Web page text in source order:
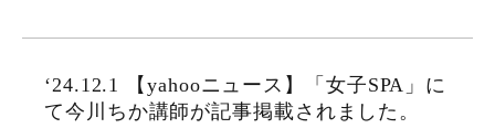
‘24.12.1 【yahooニュース】「女子SPA」に
て今川ちか講師が記事掲載されました。